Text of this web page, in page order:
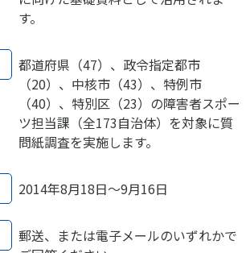
す。
都道府県（47）、政令指定都市
（20）、中核市（43）、特例市
（40）、特別区（23）の障害者スポー
ツ担当課（全173自治体）を対象に質
問紙調査を実施します。
2014年8月18日～9月16日
郵送、または電子メールのいずれかで